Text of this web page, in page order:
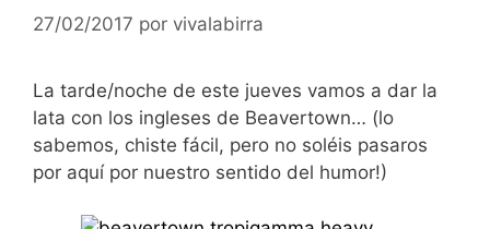
27/02/2017 por vivalabirra
La tarde/noche de este jueves vamos a dar la
lata con los ingleses de Beavertown… (lo
sabemos, chiste fácil, pero no soléis pasaros
por aquí por nuestro sentido del humor!)